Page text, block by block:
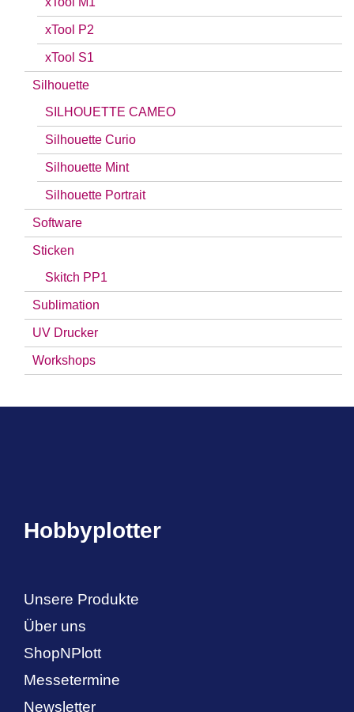
xTool P2
xTool S1
Silhouette
SILHOUETTE CAMEO
Silhouette Curio
Silhouette Mint
Silhouette Portrait
Software
Sticken
Skitch PP1
Sublimation
UV Drucker
Workshops
Hobbyplotter
Unsere Produkte
Über uns
ShopNPlott
Messetermine
Newsletter